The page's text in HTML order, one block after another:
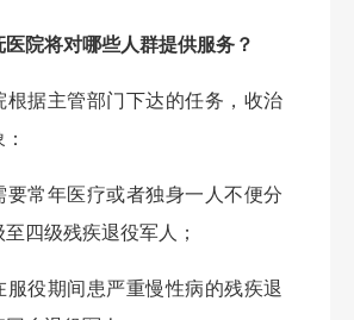
医院将对哪些人群提供服务？
根据主管部门下达的任务，收治
要常年医疗或者独身一人不便分
四级残疾退役军人；
服役期间患严重慢性病的残疾退